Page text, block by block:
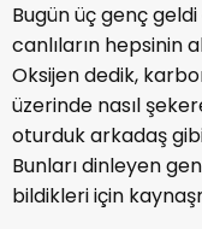
Bugün üç genç
canlıların hepsinin
Oksijen dedik,
üzerinde nasıl
oturduk arkadaş
Bunları dinleyen
bildikleri için